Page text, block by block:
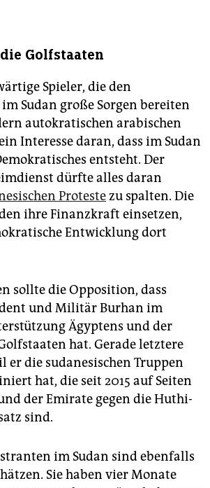
Golfstaaten
Spieler, die den
Sudan große Sorgen bereiten
autokratischen arabischen
Interesse daran, dass im Sudan
entsteht. Der
dürfte alles daran
Protestezu spalten. Die
ihre Finanzkraft einsetzen,
Entwicklung dort
sollte die Opposition, dass
und Militär Burhan im
Ägyptens und der
hat. Gerade letztere
er die sudanesischen Truppen
hat, die seit 2015 auf Seiten
der Emirate gegen die Huthi-
sind.
im Sudan sind ebenfalls
Sie haben vier Monate